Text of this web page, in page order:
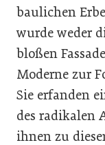
baulichen
wurde weder
bloßen
Moderne zur
Sie erfanden
des radikalen
ihnen zu